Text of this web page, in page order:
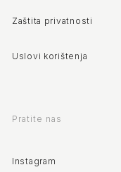
Zaštita privatnosti
Uslovi korištenja
Pratite nas
Instagram